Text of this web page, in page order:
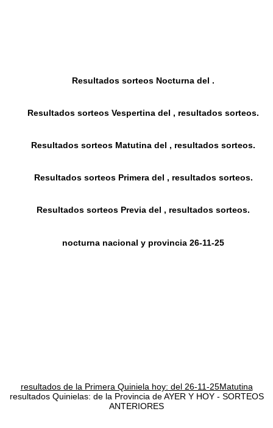
Resultados sorteos Nocturna del .
Resultados sorteos Vespertina del , resultados sorteos.
Resultados sorteos Matutina del , resultados sorteos.
Resultados sorteos Primera del , resultados sorteos.
Resultados sorteos Previa del , resultados sorteos.
nocturna nacional y provincia 26-11-25
resultados de la Primera Quiniela hoy: del 26-11-25Matutina
resultados Quinielas: de la Provincia de AYER Y HOY - SORTEOS
ANTERIORES